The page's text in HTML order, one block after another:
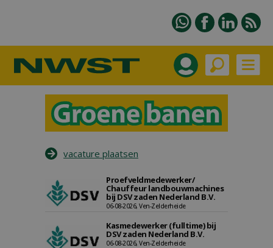
vacature plaatsen
Proefveldmedewerker/
Chauffeur landbouwmachines
bij DSV zaden Nederland B.V.
06-08-2026, Ven-Zelderheide
Kasmedewerker (fulltime) bij
DSV zaden Nederland B.V.
06-08-2026, Ven-Zelderheide